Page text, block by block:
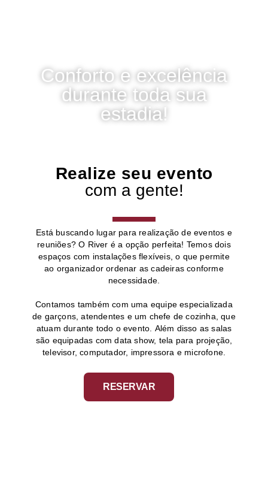
Conforto e excelência
durante toda sua
estadia!
Realize seu evento
com a gente!
Está buscando lugar para realização de eventos e
reuniões? O River é a opção perfeita! Temos dois
espaços com instalações flexíveis, o que permite
ao organizador ordenar as cadeiras conforme
necessidade.
Contamos também com uma equipe especializada
de garçons, atendentes e um chefe de cozinha, que
atuam durante todo o evento. Além disso as salas
são equipadas com data show, tela para projeção,
televisor, computador, impressora e microfone.
RESERVAR